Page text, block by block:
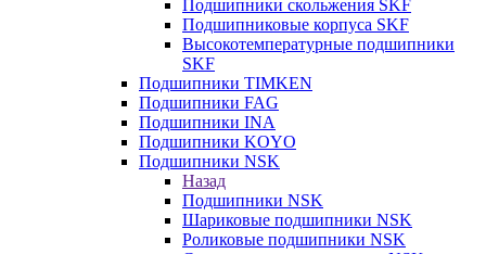
Подшипники скольжения SKF
Подшипниковые корпуса SKF
Высокотемпературные подшипники
SKF
Подшипники TIMKEN
Подшипники FAG
Подшипники INA
Подшипники KOYO
Подшипники NSK
Назад
Подшипники NSK
Шариковые подшипники NSK
Роликовые подшипники NSK